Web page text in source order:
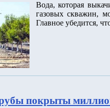
Вода, которая
газовых скважин,
Главное убедится,
покрыты